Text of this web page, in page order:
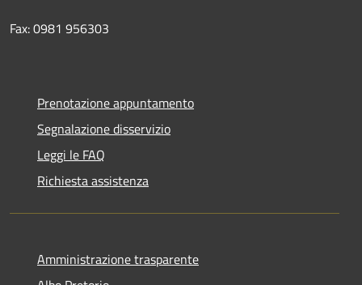
Fax: 0981 956303
Prenotazione appuntamento
Segnalazione disservizio
Leggi le FAQ
Richiesta assistenza
Amministrazione trasparente